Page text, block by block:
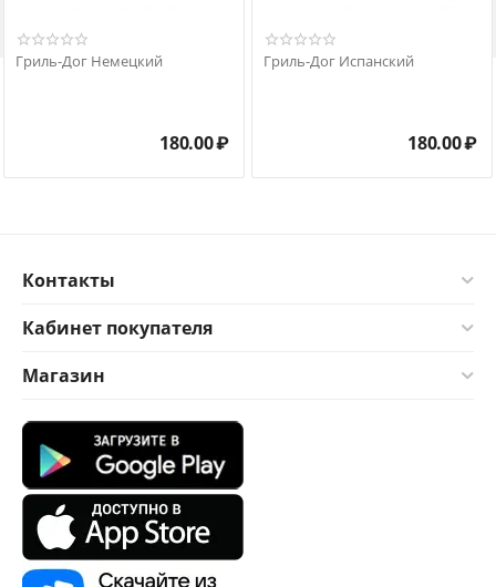
Гриль-Дог Немецкий
180.00₽
Гриль-Дог Испанский
180.00₽
Контакты
Кабинет покупателя
Магазин